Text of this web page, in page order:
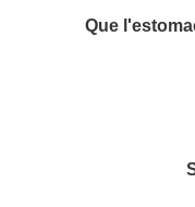
Que